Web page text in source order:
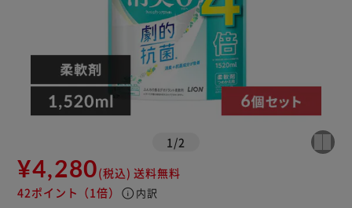
1 /2
¥4,280(税込) 送料無料
42ポイント （1倍） info 内訳